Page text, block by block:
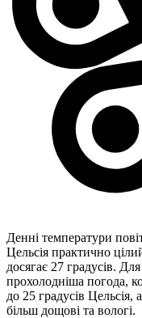
Денні температури
Цельсія практично
досягає 27 градусів.
прохолодніша погода,
до 25 градусів Цельсія,
більш дощові та вологі.